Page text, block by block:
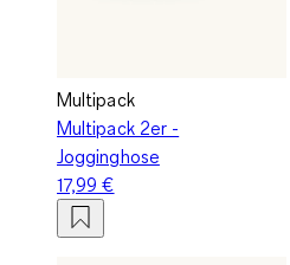
Multipack
Multipack 2er -
Jogginghose
17,99 €